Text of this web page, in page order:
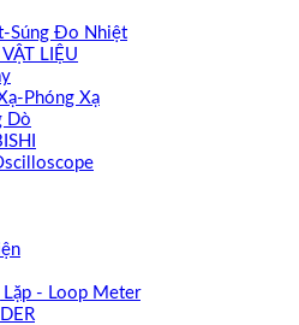
Súng Đo Nhiệt
LIỆU
Phóng Xạ
Dò
Lặp - Loop Meter